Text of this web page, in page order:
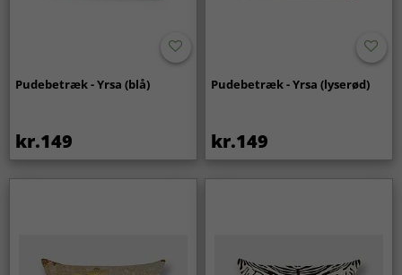
Pudebetræk - Yrsa (blå)
kr.149
Pudebetræk - Yrsa (lyserød)
kr.149